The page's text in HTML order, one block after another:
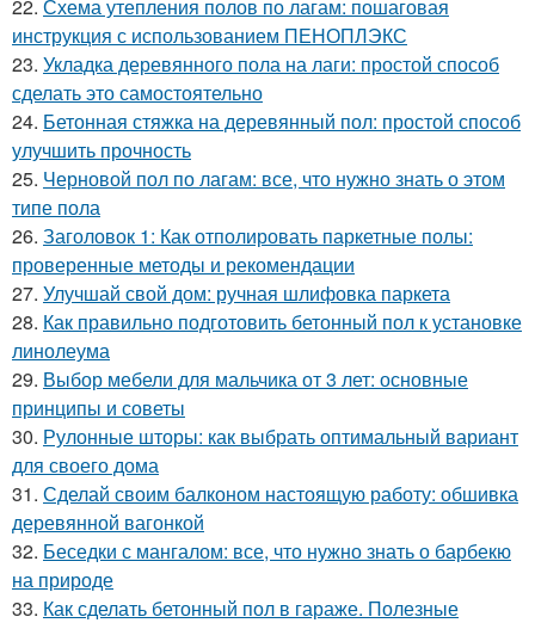
22. Схема утепления полов по лагам: пошаговая
инструкция с использованием ПЕНОПЛЭКС
23. Укладка деревянного пола на лаги: простой способ
сделать это самостоятельно
24. Бетонная стяжка на деревянный пол: простой способ
улучшить прочность
25. Черновой пол по лагам: все, что нужно знать о этом
типе пола
26. Заголовок 1: Как отполировать паркетные полы:
проверенные методы и рекомендации
27. Улучшай свой дом: ручная шлифовка паркета
28. Как правильно подготовить бетонный пол к установке
линолеума
29. Выбор мебели для мальчика от 3 лет: основные
принципы и советы
30. Рулонные шторы: как выбрать оптимальный вариант
для своего дома
31. Сделай своим балконом настоящую работу: обшивка
деревянной вагонкой
32. Беседки с мангалом: все, что нужно знать о барбекю
на природе
33. Как сделать бетонный пол в гараже. Полезные